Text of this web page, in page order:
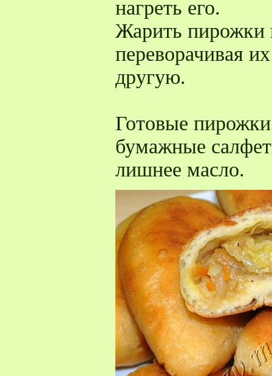
нагреть его.
Жарить пирожки
переворачивая
другую.
Готовые
бумажные
лишнее масло.